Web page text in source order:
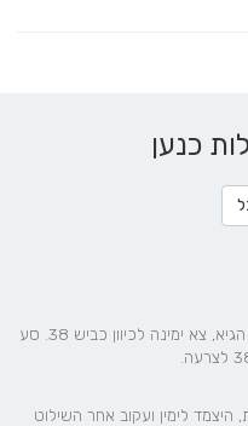
כנען
סע על כביש 1 לכיוון ירושלים. במחלף שער הגיא, צא ימינה לכיוון כביש 38. סע
גת, היצמד לימין ועקוב אחר השילוט